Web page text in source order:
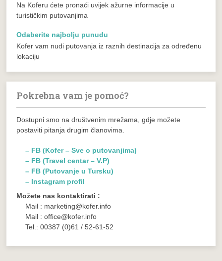
Na Koferu ćete pronaći uvijek ažurne informacije u
turističkim putovanjima
Odaberite najbolju punudu
Kofer vam nudi putovanja iz raznih destinacija za određenu
lokaciju
Pokrebna vam je pomoć?
Dostupni smo na društvenim mrežama, gdje možete
postaviti pitanja drugim članovima.
– FB (Kofer – Sve o putovanjima)
– FB (Travel centar – V.P)
– FB (Putovanje u Tursku)
– Instagram profil
Možete nas kontaktirati :
Mail : marketing@kofer.info
Mail : office@kofer.info
Tel.: 00387 (0)61 / 52-61-52